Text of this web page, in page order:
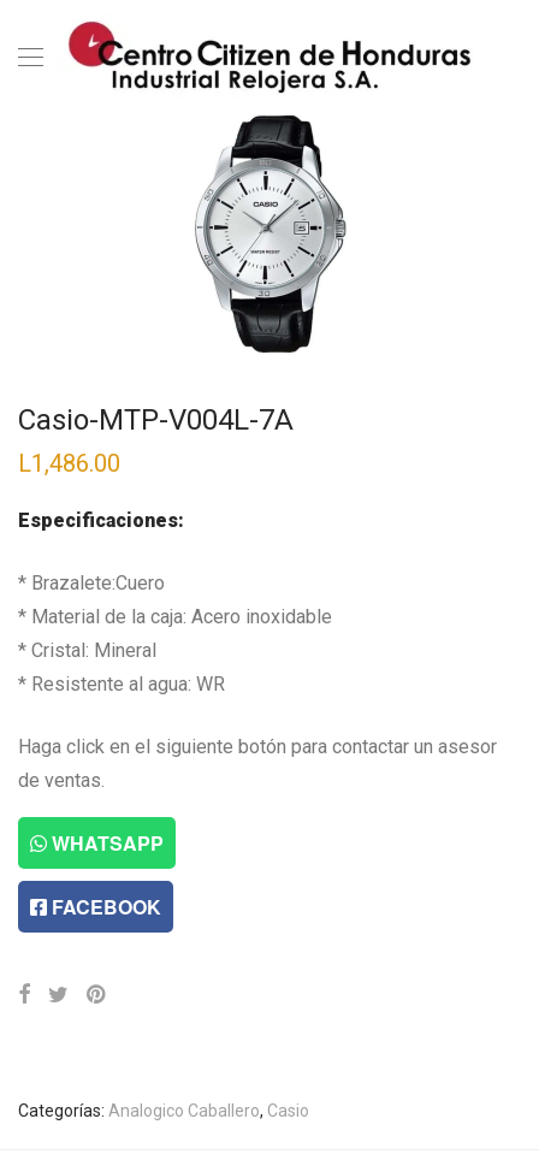
Casio-MTP-V004L-7A
L1,486.00
Especificaciones:
* Brazalete:Cuero
* Material de la caja: Acero inoxidable
* Cristal: Mineral
* Resistente al agua: WR
Haga click en el siguiente botón para contactar un asesor
de ventas.
WHATSAPP
FACEBOOK
Categorías: Analogico Caballero, Casio